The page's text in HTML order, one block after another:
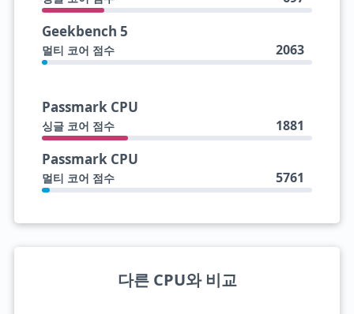
Geekbench 5
멀티 코어 점수 2063
Passmark CPU
싱글 코어 점수 1881
Passmark CPU
멀티 코어 점수 5761
다른 CPU와 비교